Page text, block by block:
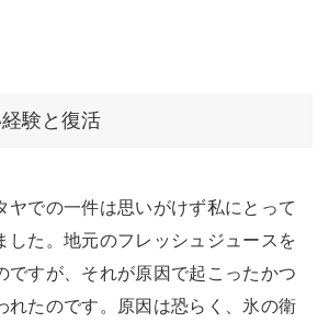
験と復活
ヤでの一件は思いがけず私にとって
した。地元のフレッシュジュースを
ですが、それが原因で起こったかつ
れたのです。原因は恐らく、氷の衛